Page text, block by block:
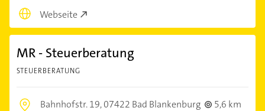
Webseite
MR - Steuerberatung
STEUERBERATUNG
Bahnhofstr. 19,07422 Bad Blankenburg
5,6 km